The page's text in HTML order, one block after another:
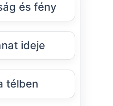
és fény
ideje
télben